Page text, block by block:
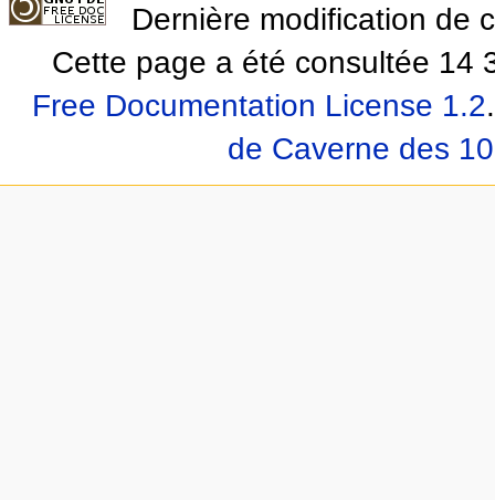
Dernière modification de
Cette page a été consultée 14
Free Documentation License 1.2.
de Caverne des